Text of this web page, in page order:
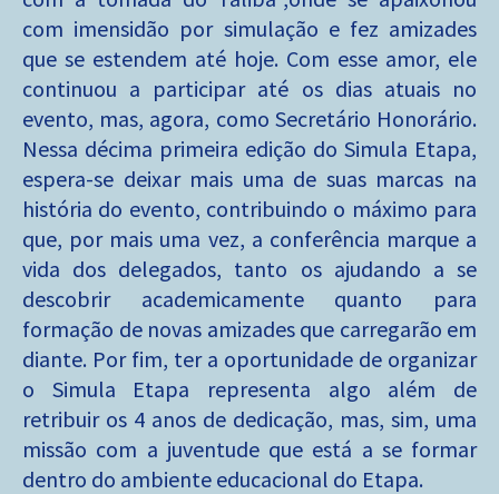
com imensidão por simulação e fez amizades
que se estendem até hoje. Com esse amor, ele
continuou a participar até os dias atuais no
evento, mas, agora, como Secretário Honorário.
Nessa décima primeira edição do Simula Etapa,
espera-se deixar mais uma de suas marcas na
história do evento, contribuindo o máximo para
que, por mais uma vez, a conferência marque a
vida dos delegados, tanto os ajudando a se
descobrir academicamente quanto para
formação de novas amizades que carregarão em
diante. Por fim, ter a oportunidade de organizar
o Simula Etapa representa algo além de
retribuir os 4 anos de dedicação, mas, sim, uma
missão com a juventude que está a se formar
dentro do ambiente educacional do Etapa.